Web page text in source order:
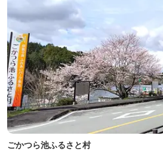
ごかつら池ふるさと村